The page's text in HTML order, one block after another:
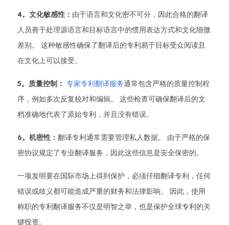
4。文化敏感性： 由于语言和文化密不可分，因此合格的翻译
人员善于处理源语言和目标语言中的惯用表达方式和文化细微
差别。 这种敏感性确保了翻译后的专利易于目标受众阅读且
在文化上可以接受。
5。质量控制： 专家专利翻译服务通常包含严格的质量控制程
序，例如多次反复校对和编辑。 这些检查可确保翻译后的文
档准确地代表了原始专利，并且没有错误。
6。机密性： 翻译专利通常需要管理私人数据。 由于严格的保
密协议规定了专业翻译服务，因此这些信息是安全保密的。
一项发明要在国际市场上得到保护，必须仔细翻译专利，任何
错误或歧义都可能造成严重的财务和法律影响。 因此，使用
称职的专利翻译服务不仅是明智之举，也是保护全球专利的关
键投资。